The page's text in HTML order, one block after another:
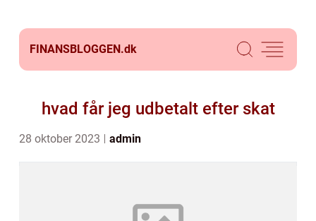
FINANSBLOGGEN.dk
hvad får jeg udbetalt efter skat
28 oktober 2023 admin